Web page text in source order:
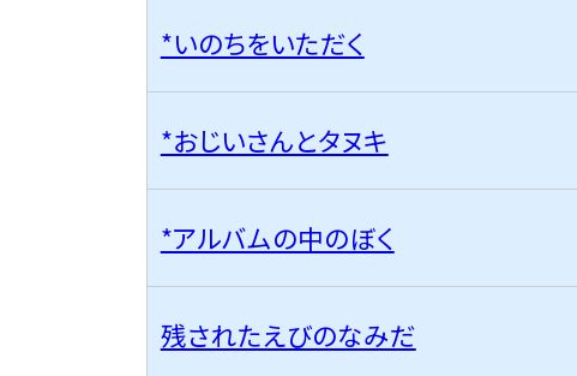
*いのちをいただく
*おじいさんとタヌキ
*アルバムの中のぼく
残されたえびのなみだ